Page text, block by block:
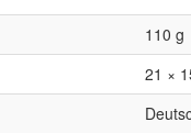
110 g
21 ×